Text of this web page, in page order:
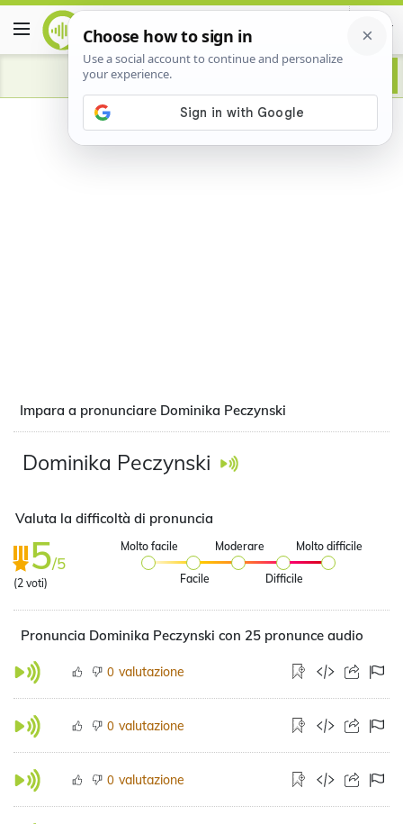
Advertisement
Impara a pronunciare Dominika Peczynski
Dominika Peczynski
Valuta la difficoltà di pronuncia
5/5
(2 voti)
Molto facile
Facile
Moderare
Difficile
Molto difficile
Pronuncia Dominika Peczynski con 25 pronunce audio
0 valutazione
0 valutazione
0 valutazione